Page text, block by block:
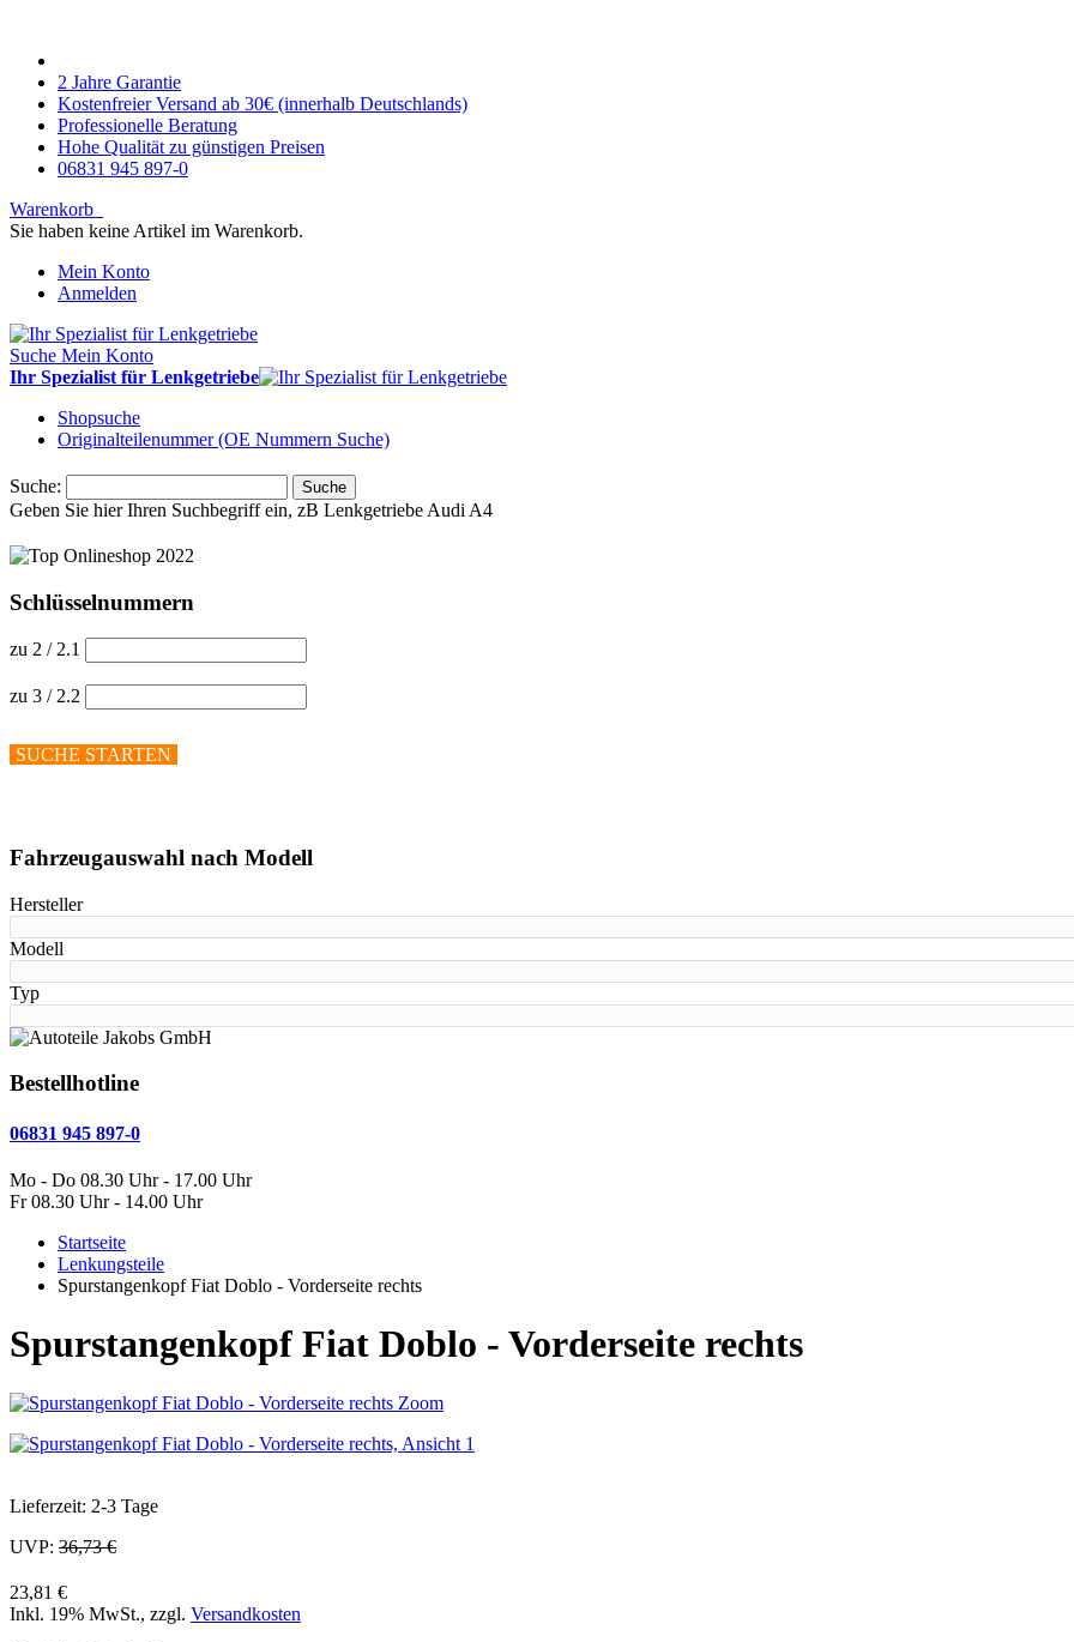
2 Jahre Garantie
Kostenfreier Versand ab 30€ (innerhalb Deutschlands)
Professionelle Beratung
Hohe Qualität zu günstigen Preisen
06831 945 897-0
Warenkorb
Sie haben keine Artikel im Warenkorb.
Mein Konto
Anmelden
Suche Mein Konto
Ihr Spezialist für Lenkgetriebe
Shopsuche
Originalteilenummer (OE Nummern Suche)
Suche: Suche
Geben Sie hier Ihren Suchbegriff ein, zB Lenkgetriebe Audi A4
Schlüsselnummern
zu 2 / 2.1
zu 3 / 2.2
SUCHE STARTEN
Fahrzeugauswahl nach Modell
Hersteller
Modell
Typ
Bestellhotline
06831 945 897-0
Mo - Do 08.30 Uhr - 17.00 Uhr
Fr 08.30 Uhr - 14.00 Uhr
Startseite
Lenkungsteile
Spurstangenkopf Fiat Doblo - Vorderseite rechts
Spurstangenkopf Fiat Doblo - Vorderseite rechts
Zoom
Lieferzeit: 2-3 Tage
UVP: 36,73 €
23,81 €
Inkl. 19% MwSt., zzgl. Versandkosten